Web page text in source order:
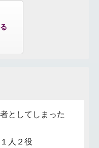
としてしまった
人２役